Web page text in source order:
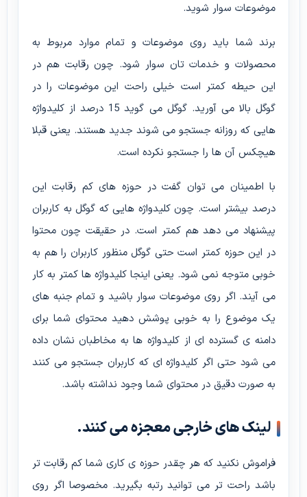
موضوعات سوار شوید.
برند شما باید روی موضوعات و تمام موارد مربوط به
محصولات و خدمات تان سوار شود. چون رقابت هم در
این حیطه کمتر است خیلی راحت این موضوعات را در
گوگل بالا می آورید. گوگل می گوید 15 درصد از کلیدواژه
هایی که روزانه جستجو می شوند جدید هستند. یعنی قبلا
هیچکس آن ها را جستجو نکرده است.
با اطمینان می توان گفت در حوزه های کم رقابت این
درصد بیشتر است. چون کلیدواژه هایی که گوگل به کاربران
پیشنهاد می دهد هم کمتر است. در حقیقت چون محتوا
در این حوزه کمتر است حتی گوگل منظور کاربران را هم به
خوبی متوجه نمی شود. یعنی اینجا کلیدواژه ها کمتر به کار
می آیند. اگر روی موضوعات سوار باشید و تمام جنبه های
یک موضوع را به خوبی پوشش دهید محتوای شما برای
دامنه ی گسترده ای از کلیدواژه ها به مخاطبان نشان داده
می شود حتی اگر کلیدواژه ای که کاربران جستجو می کنند
به صورت دقیق در محتوای شما وجود نداشته باشد.
لینک های خارجی معجزه می کنند.
فراموش نکنید که هر چقدر حوزه ی کاری شما کم رقابت تر
باشد راحت تر می توانید رتبه بگیرید. مخصوصا اگر روی